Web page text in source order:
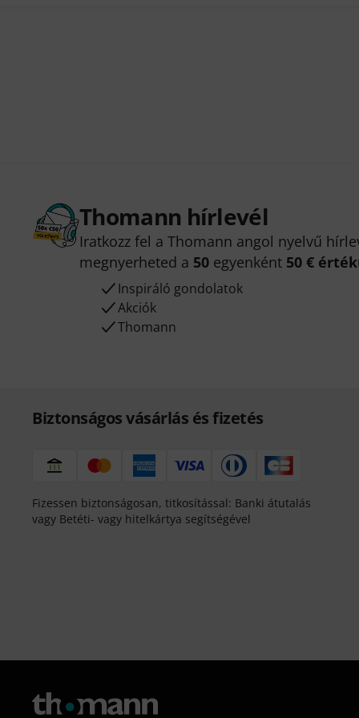
Thomann hírlevél
Iratkozz fel a Thomann angol nyelvű
megnyerheted a 50 egyenként 50 €
Inspiráló gondolatok
Akciók
Thomann
Biztonságos vásárlás és fizetés
Fizessen biztonságosan, titkosítással: Banki átutalás
vagy Betéti- vagy hitelkártya segítségével